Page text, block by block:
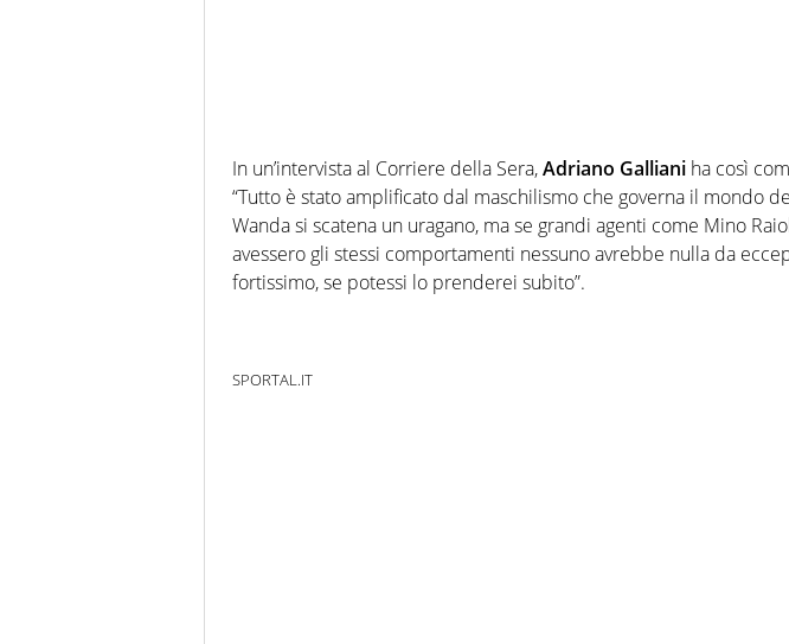
In un’intervista al Corriere della Sera,Adriano Galliani ha così
“Tutto è stato amplificato dal maschilismo che governa il mondo
Wanda si scatena un uragano, ma se grandi agenti come Mino
avessero gli stessi comportamenti nessuno avrebbe nulla da
fortissimo, se potessi lo prenderei subito”.
SPORTAL.IT